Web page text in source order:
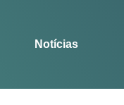
Notícias